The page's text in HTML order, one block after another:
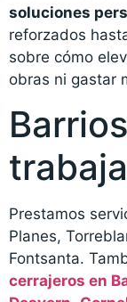
soluciones
reforzados
sobre cómo
obras ni gastar
Prestamos
Planes,
Fontsanta.
cerrajeros en